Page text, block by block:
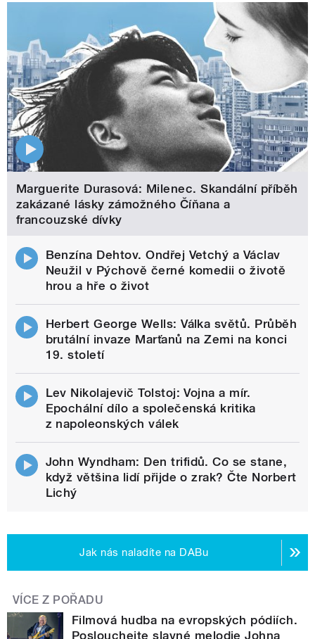
Marguerite Durasová: Milenec. Skandální příběh
zakázané lásky zámožného Číňana a
francouzské dívky
Benzína Dehtov. Ondřej Vetchý a Václav
Neužil v Pýchově černé komedii o životě
hrou a hře o život
Herbert George Wells: Válka světů. Průběh
brutální invaze Marťanů na Zemi na konci
19. století
Lev Nikolajevič Tolstoj: Vojna a mír.
Epochální dílo a společenská kritika
z napoleonských válek
John Wyndham: Den trifidů. Co se stane,
když většina lidí přijde o zrak? Čte Norbert
Lichý
Jak nás naladíte na DABu
VÍCE Z POŘADU
Filmová hudba na evropských pódiích.
Poslouchejte slavné melodie Johna